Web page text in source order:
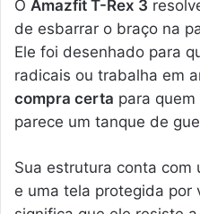
O Amazfit T-Rex 3
de esbarrar o braço na
Ele foi desenhado para
radicais ou trabalha em
compra certa para
parece um tanque de
Sua estrutura conta com
e uma tela protegida por